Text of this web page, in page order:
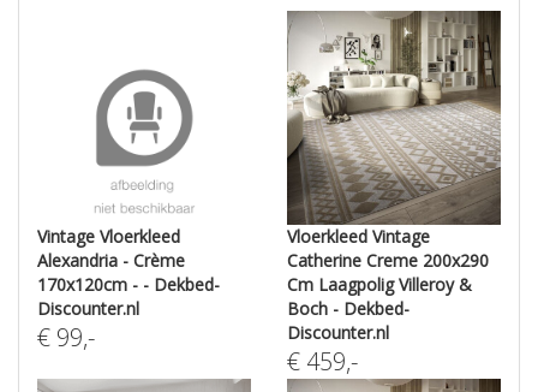
Vintage Vloerkleed
Alexandria - Crème
170x120cm - - Dekbed-
Discounter.nl
€ 99,-
Vloerkleed Vintage
Catherine Creme 200x290
Cm Laagpolig Villeroy &
Boch - Dekbed-
Discounter.nl
€ 459,-